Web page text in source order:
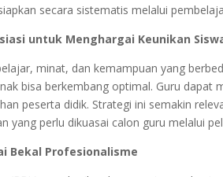
secara sistematis melalui
untuk Menghargai Keunikan
minat, dan kemampuan yang
bisa berkembang optimal. Guru dapat
peserta didik. Strategi ini semakin
yang perlu dikuasai calon guru melalui
Bekal Profesionalisme